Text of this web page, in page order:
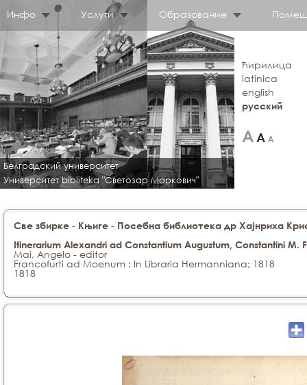
Инфо Услуги Образование
Белградский университет
Университет bibliteka "Светозар Маркович"
ћирилица
latinica
english
русский
Све збирке - Књиге - Посебна библиотека др Хајнриха
Itinerarium Alexandri ad Constantium Augustum, Constantini M.
Mai, Angelo - editor
Francofurti ad Moenum : In Libraria Hermanniana; 1818
1818